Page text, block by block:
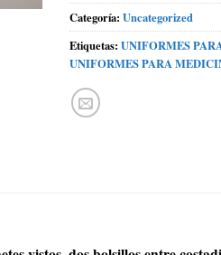
Categoría: Uncategorized
Etiquetas: UNIFORMES
UNIFORMES PARA